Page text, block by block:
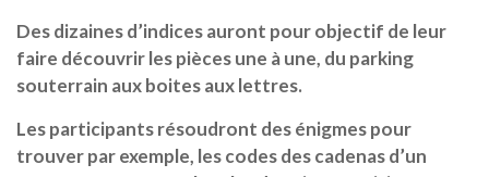
Des dizaines d’indices auront pour objectif de leur
faire découvrir les pièces une à une, du parking
souterrain aux boites aux lettres.
Les participants résoudront des énigmes pour
trouver par exemple, les codes des cadenas d’un